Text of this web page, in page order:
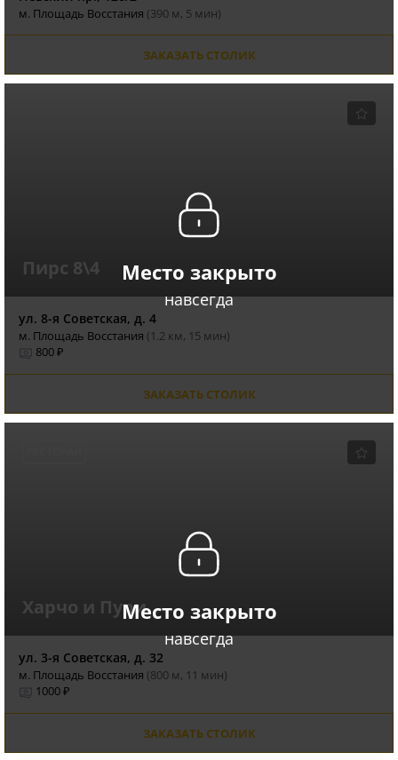
м. Площадь Восстания (390 м, 5 мин)
ЗАКАЗАТЬ СТОЛИК
Место закрыто
навсегда
Пирс 8\4
ул. 8-я Советская, д. 4
м. Площадь Восстания (1.2 км, 15 мин)
800 ₽
ЗАКАЗАТЬ СТОЛИК
Место закрыто
навсегда
Харчо и Пури
ул. 3-я Советская, д. 32
м. Площадь Восстания (800 м, 11 мин)
1000 ₽
ЗАКАЗАТЬ СТОЛИК